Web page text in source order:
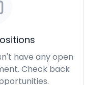
have any open
Check back